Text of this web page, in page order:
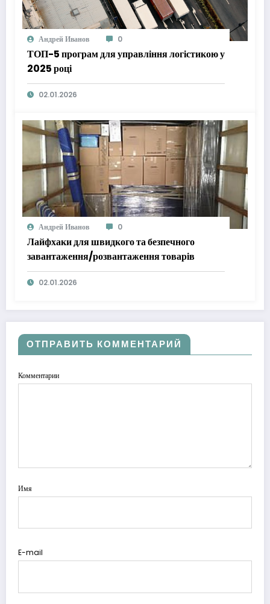
Андрей Иванов 0
ТОП-5 програм для управління логістикою у
2025 році
02.01.2026
Андрей Иванов 0
Лайфхаки для швидкого та безпечного
завантаження/розвантаження товарів
02.01.2026
ОТПРАВИТЬ КОММЕНТАРИЙ
Комментарии
Имя
E-mail